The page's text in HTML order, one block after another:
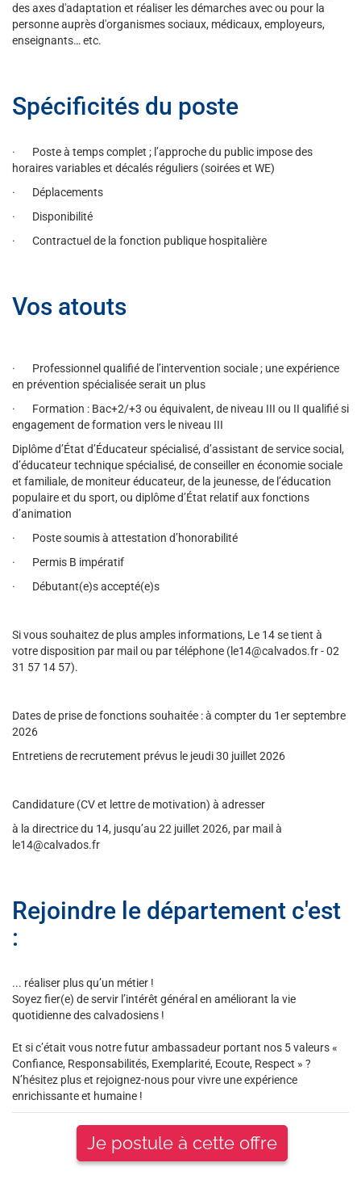
des axes d'adaptation et réaliser les démarches avec ou pour la
personne auprès d'organismes sociaux, médicaux, employeurs,
enseignants… etc.
Spécificités du poste
· Poste à temps complet ; l’approche du public impose des
horaires variables et décalés réguliers (soirées et WE)
· Déplacements
· Disponibilité
· Contractuel de la fonction publique hospitalière
Vos atouts
· Professionnel qualifié de l’intervention sociale ; une expérience
en prévention spécialisée serait un plus
· Formation : Bac+2/+3 ou équivalent, de niveau III ou II qualifié si
engagement de formation vers le niveau III
Diplôme d’État d’Éducateur spécialisé, d’assistant de service social,
d’éducateur technique spécialisé, de conseiller en économie sociale
et familiale, de moniteur éducateur, de la jeunesse, de l’éducation
populaire et du sport, ou diplôme d’État relatif aux fonctions
d’animation
· Poste soumis à attestation d’honorabilité
· Permis B impératif
· Débutant(e)s accepté(e)s
Si vous souhaitez de plus amples informations, Le 14 se tient à
votre disposition par mail ou par téléphone (le14@calvados.fr - 02
31 57 14 57).
Dates de prise de fonctions souhaitée : à compter du 1er septembre
2026
Entretiens de recrutement prévus le jeudi 30 juillet 2026
Candidature (CV et lettre de motivation) à adresser
à la directrice du 14, jusqu’au 22 juillet 2026, par mail à
le14@calvados.fr
Rejoindre le département c'est
:
... réaliser plus qu’un métier !
Soyez fier(e) de servir l’intérêt général en améliorant la vie
quotidienne des calvadosiens !
Et si c’était vous notre futur ambassadeur portant nos 5 valeurs «
Confiance, Responsabilités, Exemplarité, Ecoute, Respect » ?
N’hésitez plus et rejoignez-nous pour vivre une expérience
enrichissante et humaine !
Je postule à cette offre